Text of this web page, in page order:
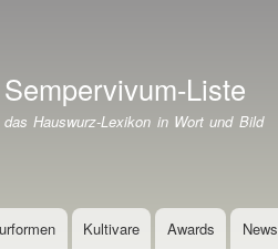
Sempervivum-Liste
das Hauswurz-Lexikon in Wort und Bild
Kultivare Awards News